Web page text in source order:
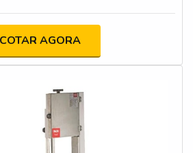
dentro de seu segmento, a
proporcionar um atendimento
satisfação do cliente.
COTAR AGORA